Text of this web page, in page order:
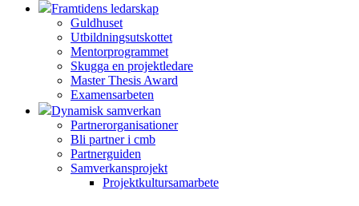
Framtidens ledarskap
Guldhuset
Utbildningsutskottet
Mentorprogrammet
Skugga en projektledare
Master Thesis Award
Examensarbeten
Dynamisk samverkan
Partnerorganisationer
Bli partner i cmb
Partnerguiden
Samverkansprojekt
Projektkultursamarbete